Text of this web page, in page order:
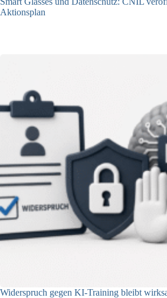
Aktionsplan
Widerspruch gegen KI-Training bleibt